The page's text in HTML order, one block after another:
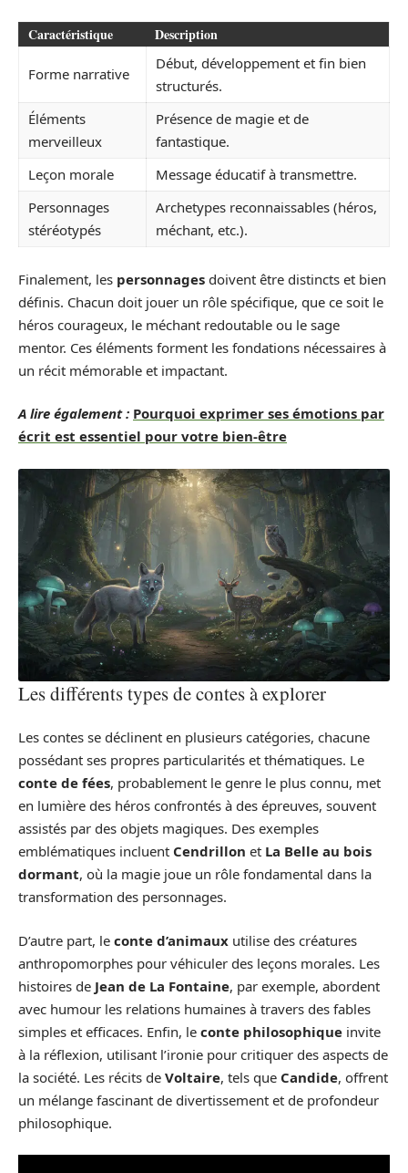
Caractéristique Description
Forme narrative
Début, développement et fin bien
structurés.
Éléments
merveilleux
Présence de magie et de
fantastique.
Leçon morale
Message éducatif à transmettre.
Personnages
stéréotypés
Archetypes reconnaissables (héros,
méchant, etc.).
Finalement, les personnages doivent être distincts et bien
définis. Chacun doit jouer un rôle spécifique, que ce soit le
héros courageux, le méchant redoutable ou le sage
mentor. Ces éléments forment les fondations nécessaires à
un récit mémorable et impactant.
A lire également : Pourquoi exprimer ses émotions par
écrit est essentiel pour votre bien-être
Les différents types de contes à explorer
Les contes se déclinent en plusieurs catégories, chacune
possédant ses propres particularités et thématiques. Le
conte de fées, probablement le genre le plus connu, met
en lumière des héros confrontés à des épreuves, souvent
assistés par des objets magiques. Des exemples
emblématiques incluent Cendrillon et La Belle au bois
dormant, où la magie joue un rôle fondamental dans la
transformation des personnages.
D’autre part, le conte d’animaux utilise des créatures
anthropomorphes pour véhiculer des leçons morales. Les
histoires de Jean de La Fontaine, par exemple, abordent
avec humour les relations humaines à travers des fables
simples et efficaces. Enfin, le conte philosophique invite
à la réflexion, utilisant l’ironie pour critiquer des aspects de
la société. Les récits de Voltaire, tels que Candide, offrent
un mélange fascinant de divertissement et de profondeur
philosophique.